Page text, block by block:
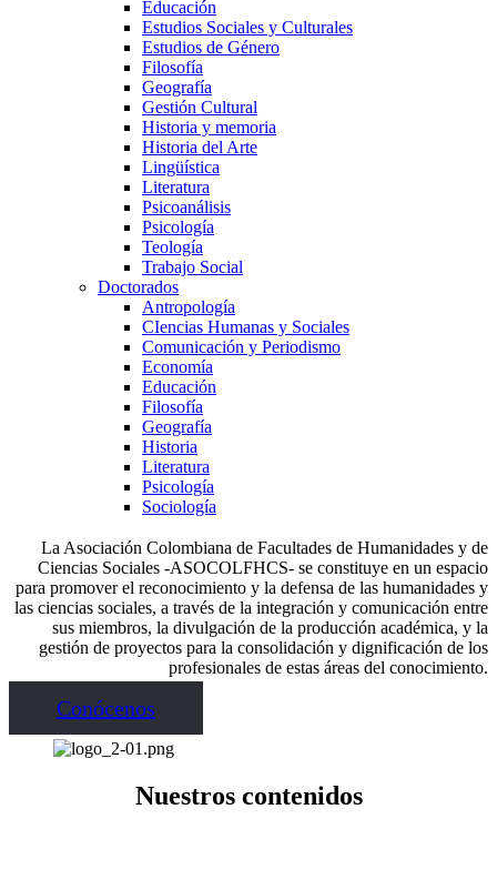
Educación
Estudios Sociales y Culturales
Estudios de Género
Filosofía
Geografía
Gestión Cultural
Historia y memoria
Historia del Arte
Lingüística
Literatura
Psicoanálisis
Psicología
Teología
Trabajo Social
Doctorados
Antropología
CIencias Humanas y Sociales
Comunicación y Periodismo
Economía
Educación
Filosofía
Geografía
Historia
Literatura
Psicología
Sociología
La Asociación Colombiana de Facultades de Humanidades y de
Ciencias Sociales -ASOCOLFHCS- se constituye en un espacio
para promover el reconocimiento y la defensa de las humanidades y
las ciencias sociales, a través de la integración y comunicación entre
sus miembros, la divulgación de la producción académica, y la
gestión de proyectos para la consolidación y dignificación de los
profesionales de estas áreas del conocimiento.
Conócenos
Nuestros contenidos